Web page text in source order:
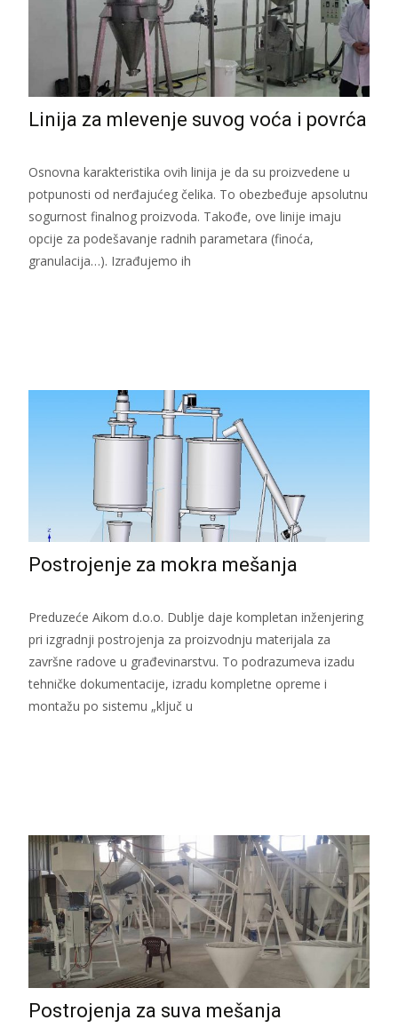
Linija za mlevenje suvog voća i povrća
Osnovna karakteristika ovih linija je da su proizvedene u
potpunosti od nerđajućeg čelika. To obezbeđuje apsolutnu
sogurnost finalnog proizvoda. Takođe, ove linije imaju
opcije za podešavanje radnih parametara (finoća,
granulacija…). Izrađujemo ih
Postrojenje za mokra mešanja
Preduzeće Aikom d.o.o. Dublje daje kompletan inženjering
pri izgradnji postrojenja za proizvodnju materijala za
završne radove u građevinarstvu. To podrazumeva izadu
tehničke dokumentacije, izradu kompletne opreme i
montažu po sistemu „ključ u
Postrojenja za suva mešanja